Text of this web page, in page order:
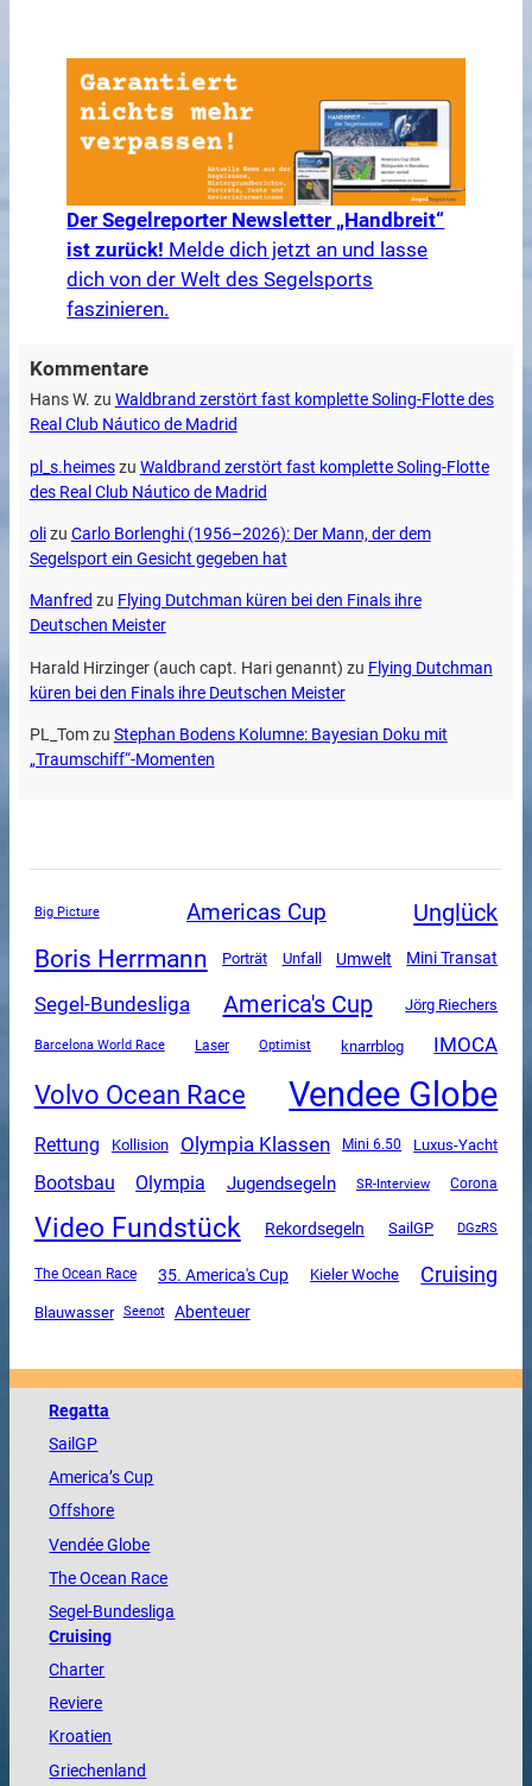
Der Segelreporter Newsletter „Handbreit“
ist zurück! Melde dich jetzt an und lasse
dich von der Welt des Segelsports
faszinieren.
Kommentare
Hans W. zu Waldbrand zerstört fast komplette Soling-Flotte des
Real Club Náutico de Madrid
pl_s.heimeszu Waldbrand zerstört fast komplette Soling-Flotte
des Real Club Náutico de Madrid
olizu Carlo Borlenghi (1956–2026): Der Mann, der dem
Segelsport ein Gesicht gegeben hat
Manfred zu Flying Dutchman küren bei den Finals ihre
Deutschen Meister
Harald Hirzinger (auch capt. Hari genannt) zu Flying Dutchman
küren bei den Finals ihre Deutschen Meister
PL_Tomzu Stephan Bodens Kolumne: Bayesian Doku mit
„Traumschiff“-Momenten
Big Picture Americas Cup Unglück
Boris Herrmann Porträt Unfall Umwelt Mini Transat
Segel-Bundesliga America's Cup Jörg Riechers
Barcelona World Race Laser Optimist knarrblog IMOCA
Volvo Ocean Race Vendee Globe
Rettung Kollision Olympia Klassen Mini 6.50 Luxus-Yacht
Bootsbau Olympia Jugendsegeln SR-Interview Corona
Video Fundstück Rekordsegeln SailGP DGzRS
The Ocean Race 35. America's Cup Kieler Woche Cruising
Blauwasser Seenot Abenteuer
Regatta
SailGP
America’s Cup
Offshore
VendéeGlobe
TheOcean Race
Segel-Bundesliga
Cruising
Charter
Reviere
Kroatien
Griechenland